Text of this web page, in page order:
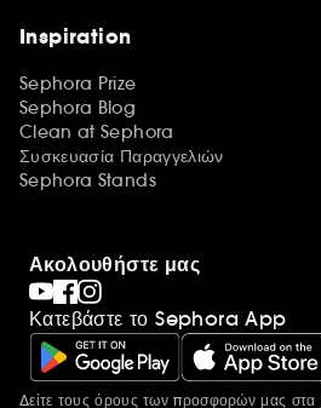
Inspiration
Sephora Prize
Sephora Blog
Clean at Sephora
Συσκευασία Παραγγελιών
Sephora Stands
Ακολουθήστε μας
Κατεβάστε το Sephora App
Δείτε τους όρους των προσφορών μας στα